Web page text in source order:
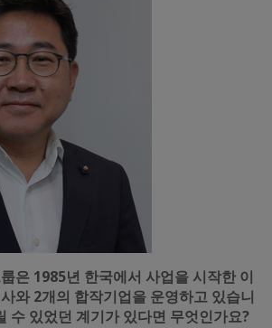
은 1985년 한국에서 사업을 시작한 이
와 2개의 합작기업을 운영하고 있습니
수 있었던 계기가 있다면 무엇인가요?